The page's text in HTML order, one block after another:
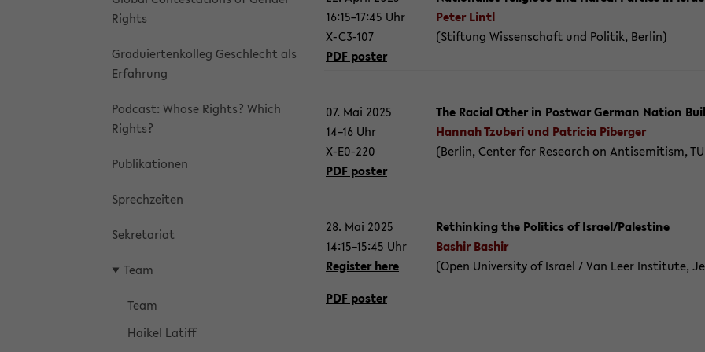
Rights
Gra­du­ier­ten­kol­leg Ge­schlecht als
Er­fah­rung
Pod­cast: Whose Rights? Which
Rights?
Pu­bli­ka­tio­nen
Sprech­zei­ten
Se­kre­ta­ri­at
Team
Team
Hai­kel La­tiff
16:15–17:45 Uhr
X-​C3-107
PDF pos­ter
Peter Lintl
(Stif­tung Wis­sen­schaft und Po­li­tik, Ber­lin)
07. Mai 2025
14–16 Uhr
X-​E0-220
PDF pos­ter
The Ra­cial Other in Post­war Ger­man Na­ti­on
Han­nah Tzu­be­ri und Pa­tri­cia Pi­ber­ger
(Ber­lin, Cen­ter for Re­se­arch on An­ti­se­mi­tism,
28. Mai 2025
14:15–15:45 Uhr
Re­gis­ter here
PDF pos­ter
Rethin­king the Po­li­tics of Is­ra­el/Pa­les­ti­ne
Ba­shir Ba­shir
(Open Uni­ver­si­ty of Is­ra­el / Van Leer In­sti­tu­te,